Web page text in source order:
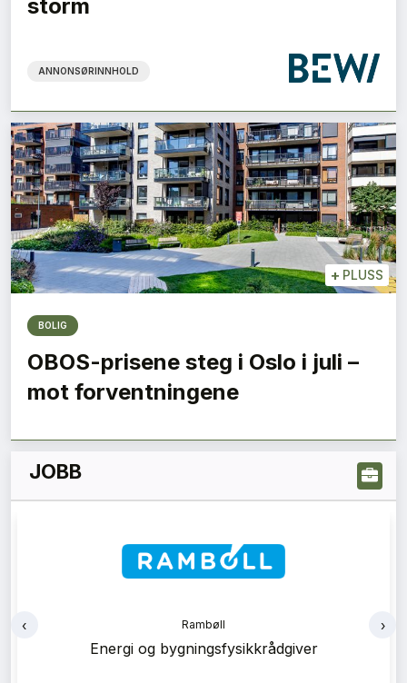
storm
ANNONSØRINNHOLD
+ PLUSS
BOLIG
OBOS-prisene steg i Oslo i juli –
mot forventningene
JOBB
Rambøll
Energi og bygningsfysikkrådgiver
‹ ›